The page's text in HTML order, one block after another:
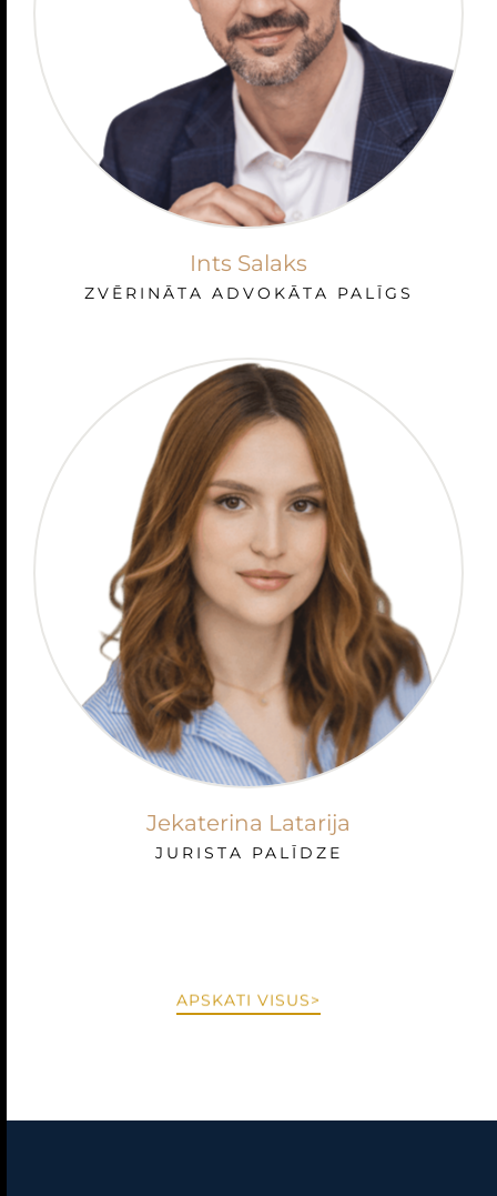
Ints Salaks
ZVĒRINĀTA ADVOKĀTA PALĪGS
Jekaterina Latarija
JURISTA PALĪDZE
APSKATI VISUS>